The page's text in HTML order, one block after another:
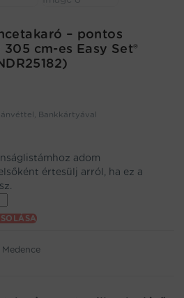
– pontos
cm-es Easy Set®
Bankkártyával
adom
értesülj arról, ha ez a
Medence